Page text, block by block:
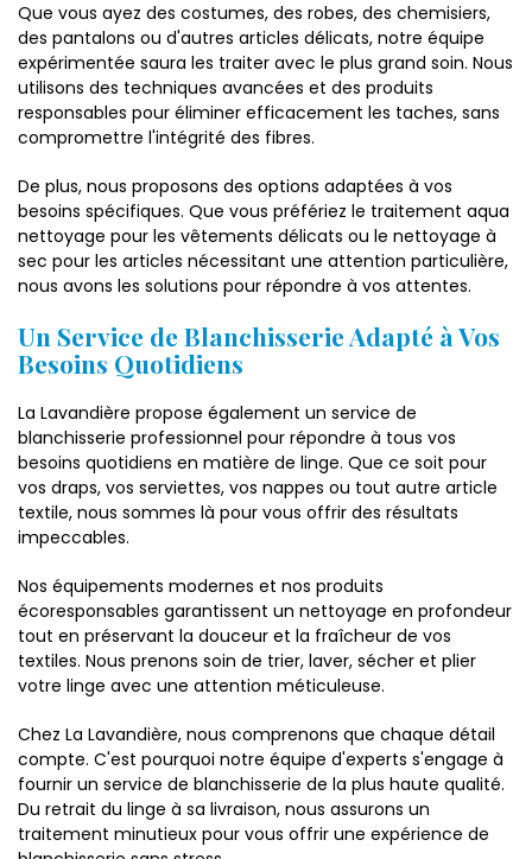
Que vous ayez des costumes, des robes, des chemisiers,
des pantalons ou d'autres articles délicats, notre équipe
expérimentée saura les traiter avec le plus grand soin. Nous
utilisons des techniques avancées et des produits
responsables pour éliminer efficacement les taches, sans
compromettre l'intégrité des fibres.
De plus, nous proposons des options adaptées à vos
besoins spécifiques. Que vous préfériez le traitement aqua
nettoyage pour les vêtements délicats ou le nettoyage à
sec pour les articles nécessitant une attention particulière,
nous avons les solutions pour répondre à vos attentes.
Un Service de Blanchisserie Adapté à Vos
Besoins Quotidiens
La Lavandière propose également un service de
blanchisserie professionnel pour répondre à tous vos
besoins quotidiens en matière de linge. Que ce soit pour
vos draps, vos serviettes, vos nappes ou tout autre article
textile, nous sommes là pour vous offrir des résultats
impeccables.
Nos équipements modernes et nos produits
écoresponsables garantissent un nettoyage en profondeur
tout en préservant la douceur et la fraîcheur de vos
textiles. Nous prenons soin de trier, laver, sécher et plier
votre linge avec une attention méticuleuse.
Chez La Lavandière, nous comprenons que chaque détail
compte. C'est pourquoi notre équipe d'experts s'engage à
fournir un service de blanchisserie de la plus haute qualité.
Du retrait du linge à sa livraison, nous assurons un
traitement minutieux pour vous offrir une expérience de